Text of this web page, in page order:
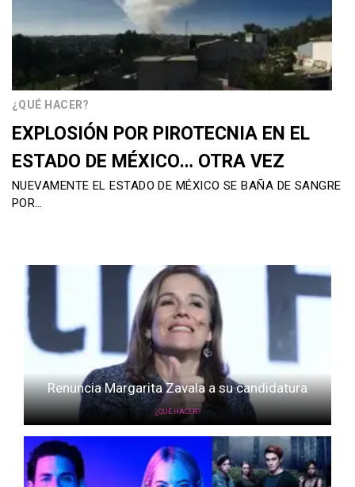
¿QUÉ HACER?
EXPLOSIÓN POR PIROTECNIA EN EL
ESTADO DE MÉXICO… OTRA VEZ
NUEVAMENTE EL ESTADO DE MÉXICO SE BAÑA DE SANGRE
POR…
Renuncia Margarita Zavala a su candidatura
¿QUÉ HACER?